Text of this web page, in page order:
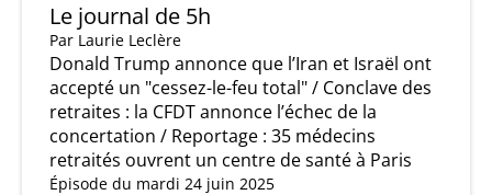
Le journal de 5h
Par Laurie Leclère
Donald Trump annonce que l’Iran et Israël ont
accepté un "cessez-le-feu total" / Conclave des
retraites : la CFDT annonce l’échec de la
concertation / Reportage : 35 médecins
retraités ouvrent un centre de santé à Paris
Épisode du mardi 24 juin 2025